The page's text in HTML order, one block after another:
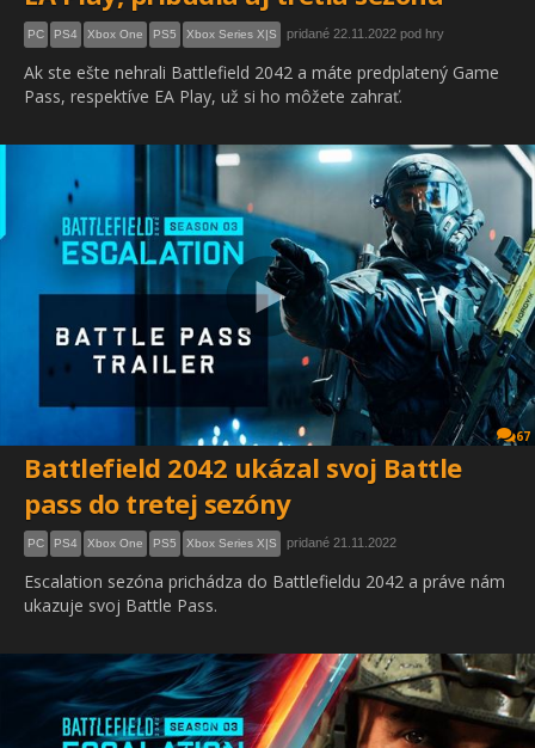
PC PS4 Xbox One PS5 Xbox Series X|S pridané 22.11.2022 pod hry
Ak ste ešte nehrali Battlefield 2042 a máte predplatený Game
Pass, respektíve EA Play, už si ho môžete zahrať.
67
Battlefield 2042 ukázal svoj Battle
pass do tretej sezóny
PC PS4 Xbox One PS5 Xbox Series X|S pridané 21.11.2022
Escalation sezóna prichádza do Battlefieldu 2042 a práve nám
ukazuje svoj Battle Pass.